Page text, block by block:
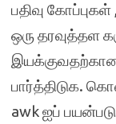
பதிவு
ஒரு தரவுத்தள
பார்த்திடுக.
awk ஐப்